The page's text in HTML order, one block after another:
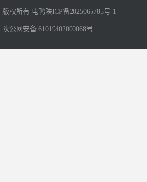
版权所有 电鸭 陕ICP备2025065785号-1
陕公网安备 61019402000068号